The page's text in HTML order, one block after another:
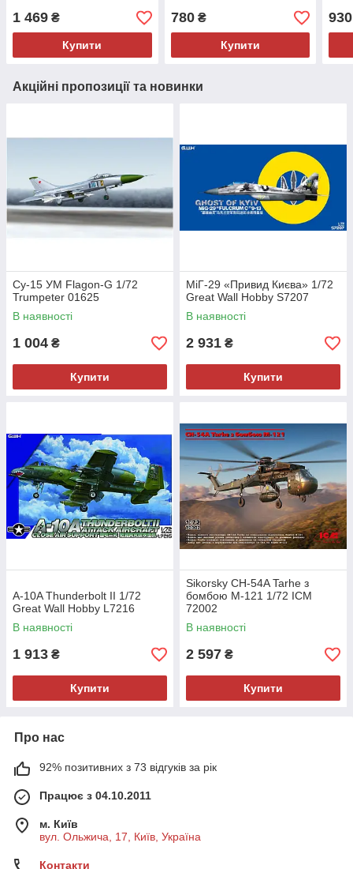
1 469 ₴
Купити
780₴
Купити
930
Акційні пропозиції та новинки
Су-15 УМ Flagon-G 1/72
Trumpeter 01625
В наявності
1 004 ₴
Купити
МіГ-29 «Привид Києва» 1/72
Great Wall Hobby S7207
В наявності
2 931 ₴
Купити
A-10A Thunderbolt II 1/72
Great Wall Hobby L7216
В наявності
1 913 ₴
Купити
Sikorsky CH-54A Tarhe з
бомбою M-121 1/72 ICM
72002
В наявності
2 597 ₴
Купити
Про нас
92% позитивних з 73 відгуків за рік
Працює з 04.10.2011
м. Київ
вул. Ольжича, 17, Київ, Україна
Контакти